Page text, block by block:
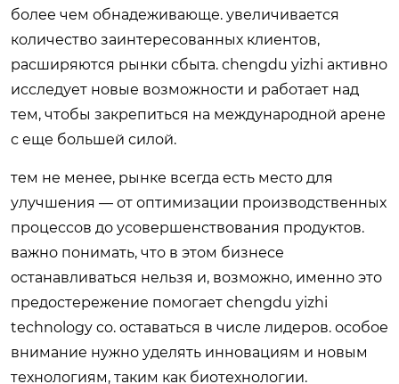
более чем обнадеживающе. увеличивается
количество заинтересованных клиентов,
расширяются рынки сбыта. chengdu yizhi активно
исследует новые возможности и работает над
тем, чтобы закрепиться на международной арене
с еще большей силой.
тем не менее, рынке всегда есть место для
улучшения — от оптимизации производственных
процессов до усовершенствования продуктов.
важно понимать, что в этом бизнесе
останавливаться нельзя и, возможно, именно это
предостережение помогает chengdu yizhi
technology co. оставаться в числе лидеров. особое
внимание нужно уделять инновациям и новым
технологиям, таким как биотехнологии.